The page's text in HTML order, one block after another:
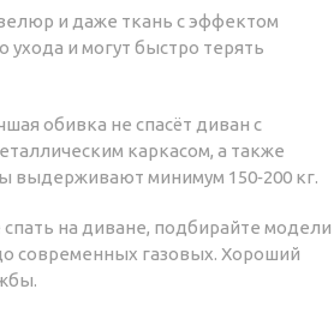
и даже ткань с эффектом
и могут быстро терять
обивка не спасёт диван с
каркасом, а также
выдерживают минимум 150‑200 кг.
на диване, подбирайте модели
современных газовых. Хороший